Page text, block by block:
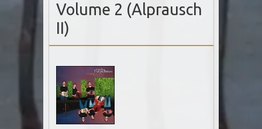
Volume 2 (Alprausch
II)